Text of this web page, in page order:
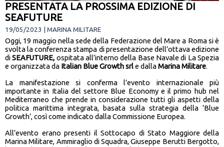
PRESENTATA LA PROSSIMA EDIZIONE DI
SEAFUTURE
19/05/2023 | MARINA MILITARE
Oggi, 19 maggio nella sede della Federazione del Mare a Roma si è
svolta la conferenza stampa di presentazione dell’ottava edizione
diSEAFUTURE, ospitata all’interno della Base Navale di La Spezia
e organizzata da Italian Blue Growth srle dallaMarina Militare.
La manifestazione si conferma l’evento internazionale più
importante in Italia del settore Blue Economy e il primo hub nel
Mediterraneo che prende in considerazione tutti gli aspetti della
politica marittima integrata, basata sulla strategia della ‘Blue
Growth’, così come indicato dalla Commissione Europea.
All’evento erano presenti il Sottocapo di Stato Maggiore della
Marina Militare, Ammiraglio di Squadra, Giuseppe Berutti Bergotto,